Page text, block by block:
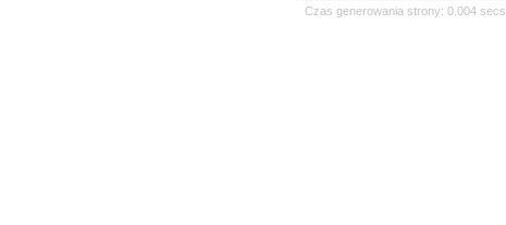
Czas generowania strony: 0.004 secs.